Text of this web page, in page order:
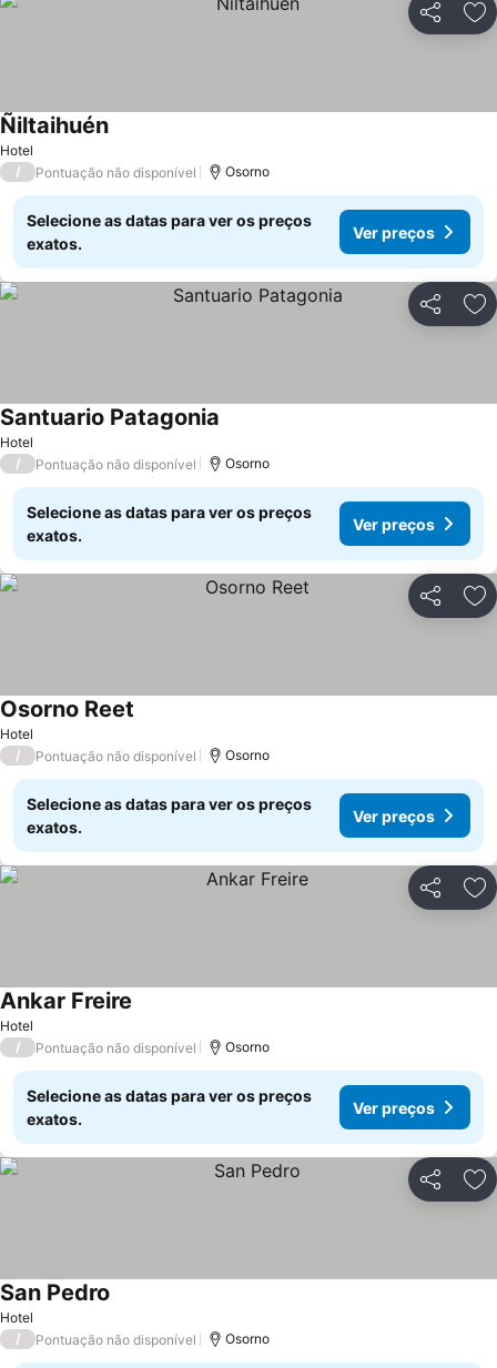
Partilhar
Hotel
ÑiltaihuénVer preços
/ Pontuação não disponível Osorno
Selecione as datas para ver os preços
exatos.
Ver preços
Partilhar
Hotel
Santuario Patagonia
/ Pontuação não disponível Osorno
Selecione as datas para ver os preços
exatos.
Ver preços
Partilhar
Hotel
Osorno Reet
/ Pontuação não disponível Osorno
Selecione as datas para ver os preços
exatos.
Ver preços
Partilhar
Hotel
Ankar Freire
/ Pontuação não disponível Osorno
Selecione as datas para ver os preços
exatos.
Ver preços
Partilhar
Hotel
San Pedro
/ Pontuação não disponível Osorno